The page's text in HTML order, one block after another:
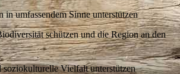
umfassendem Sinne unterstützen
schützen und die Region an den
Vielfalt unterstützen